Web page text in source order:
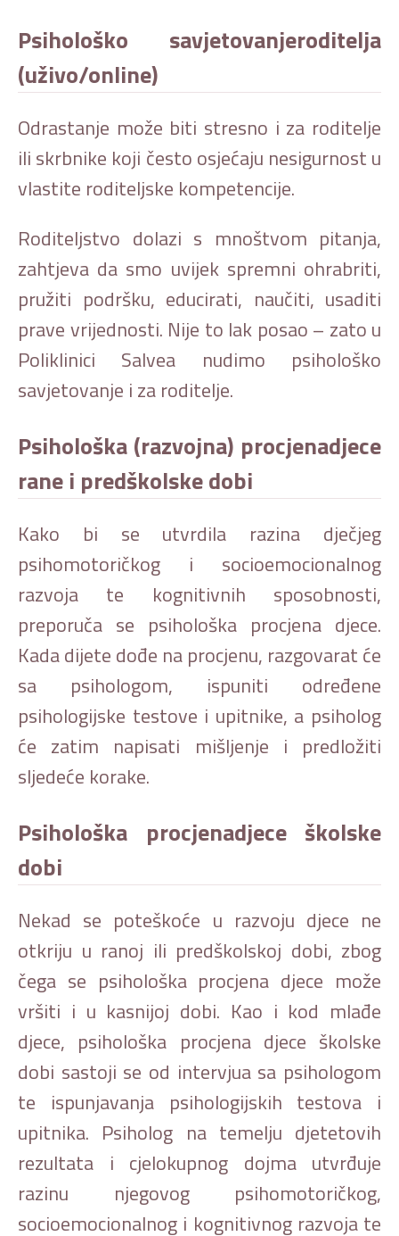
Psihološko savjetovanjeroditelja
(uživo/online)
Odrastanje može biti stresno i za roditelje
ili skrbnike koji često osjećaju nesigurnost u
vlastite roditeljske kompetencije.
Roditeljstvo dolazi s mnoštvom pitanja,
zahtjeva da smo uvijek spremni ohrabriti,
pružiti podršku, educirati, naučiti, usaditi
prave vrijednosti. Nije to lak posao – zato u
Poliklinici Salvea nudimo psihološko
savjetovanje i za roditelje.
Psihološka (razvojna) procjenadjece
rane i predškolske dobi
Kako bi se utvrdila razina dječjeg
psihomotoričkog i socioemocionalnog
razvoja te kognitivnih sposobnosti,
preporuča se psihološka procjena djece.
Kada dijete dođe na procjenu, razgovarat će
sa psihologom, ispuniti određene
psihologijske testove i upitnike, a psiholog
će zatim napisati mišljenje i predložiti
sljedeće korake.
Psihološka procjenadjece školske
dobi
Nekad se poteškoće u razvoju djece ne
otkriju u ranoj ili predškolskoj dobi, zbog
čega se psihološka procjena djece može
vršiti i u kasnijoj dobi. Kao i kod mlađe
djece, psihološka procjena djece školske
dobi sastoji se od intervjua sa psihologom
te ispunjavanja psihologijskih testova i
upitnika. Psiholog na temelju djetetovih
rezultata i cjelokupnog dojma utvrđuje
razinu njegovog psihomotoričkog,
socioemocionalnog i kognitivnog razvoja te